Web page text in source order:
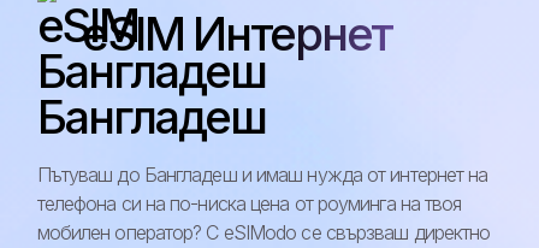
eSIM Интернет
Бангладеш
Пътуваш до Бангладеш и имаш нужда от интернет на
телефона си на по-ниска цена от роуминга на твоя
мобилен оператор? С eSIModo се свързваш директно